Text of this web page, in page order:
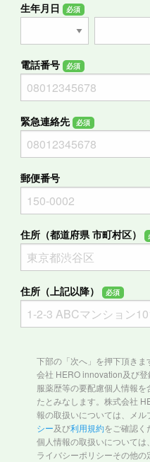
生年月日 必須
電話番号 必須
緊急連絡先 必須
郵便番号
住所（都道府県 市町村区）
住所（上記以降） 必須
下部の「次へ」を押下頂き
会社 HERO innovation及び登
服薬歴等の要配慮個人情報
たとみなします。株式会社
報の取扱いについては、メル
シー及び利用規約をご確認く
個人情報の取扱いについて
ライバシーポリシーその他の